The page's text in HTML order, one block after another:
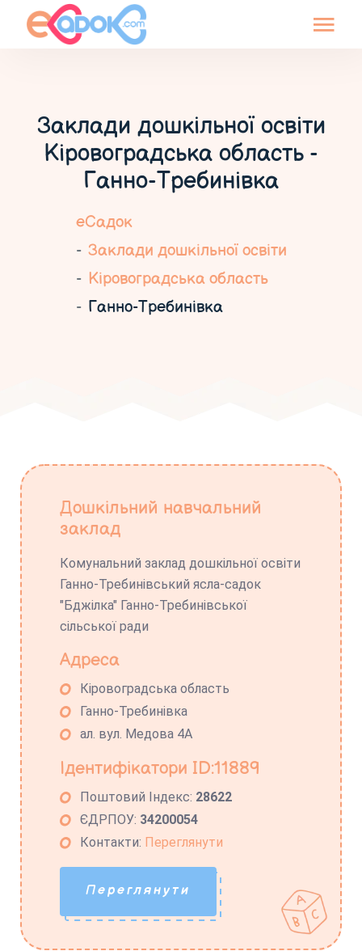
Заклади дошкільної освіти
Кіровоградська область -
Ганно-Требинівка
еСадок
Заклади дошкільної освіти
Кіровоградська область
Ганно-Требинівка
Дошкільний навчальний
заклад
Комунальний заклад дошкільної освіти
Ганно-Требинівський ясла-садок
"Бджілка" Ганно-Требинівської
сільської ради
Адреса
Кіровоградська область
Ганно-Требинівка
ал. вул. Медова 4А
Ідентифікатори ID:11889
Поштовий Індекс: 28622
ЄДРПОУ: 34200054
Контакти: Переглянути
Переглянути